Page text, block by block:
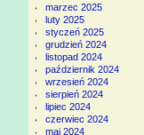
marzec 2025
luty 2025
styczeń 2025
grudzień 2024
listopad 2024
październik 2024
wrzesień 2024
sierpień 2024
lipiec 2024
czerwiec 2024
maj 2024